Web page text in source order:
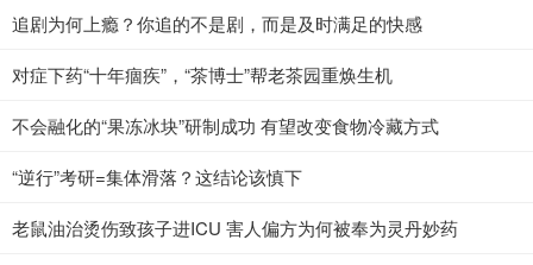
追剧为何上瘾？你追的不是剧，而是及时满足的快感
对症下药“十年痼疾”，“茶博士”帮老茶园重焕生机
不会融化的“果冻冰块”研制成功 有望改变食物冷藏方式
“逆行”考研=集体滑落？这结论该慎下
老鼠油治烫伤致孩子进ICU 害人偏方为何被奉为灵丹妙药